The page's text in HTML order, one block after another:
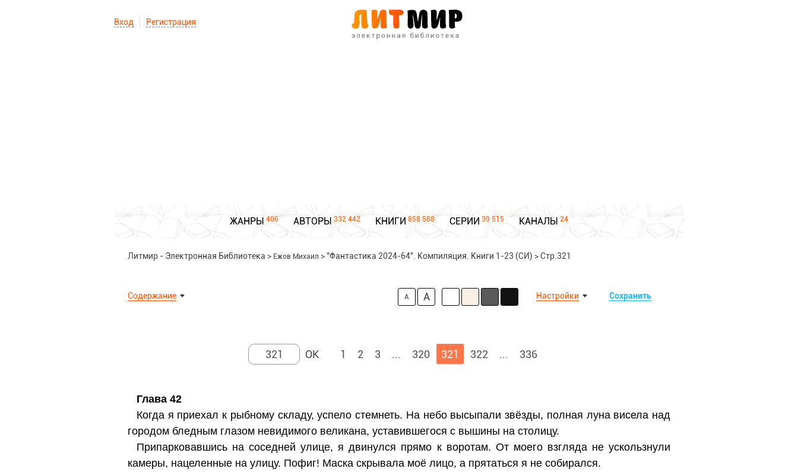
Вход Регистрация
ЖАНРЫ 406 АВТОРЫ 332 442 КНИГИ 858 588 СЕРИИ 39 515 КАНАЛЫ 24
Литмир - Электронная Библиотека > Ежов Михаил >"Фантастика 2024-64". Компиляция. Книги 1-23 (СИ) >Стр.321
Содержание Сохранить
Настройки
A A
1 2 3 ... 320 321 322 ... 336
Глава 42
Когда я приехал к рыбному складу, успело стемнеть. На небо высыпали звёзды, полная луна висела над
городом бледным глазом невидимого великана, уставившегося с вышины на столицу.
Припарковавшись на соседней улице, я двинулся прямо к воротам. От моего взгляда не ускользнули
камеры, нацеленные на улицу. Пофиг! Маска скрывала моё лицо, а прятаться я не собирался.